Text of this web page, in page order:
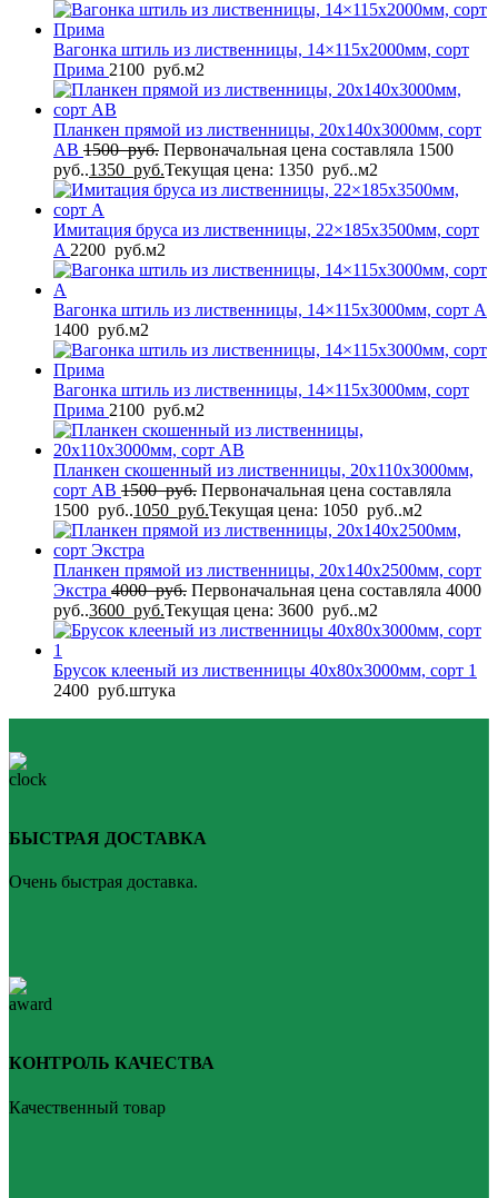
Вагонка штиль из лиственницы, 14×115x2000мм, сорт
Прима 2100 руб.м2
Планкен прямой из лиственницы, 20x140x3000мм, сорт
AB 1500руб. Первоначальная цена составляла 1500
руб..1350 руб.Текущая цена: 1350 руб..м2
Имитация бруса из лиственницы, 22×185x3500мм, сорт
A 2200 руб.м2
Вагонка штиль из лиственницы, 14×115x3000мм, сорт A
1400 руб.м2
Вагонка штиль из лиственницы, 14×115x3000мм, сорт
Прима 2100 руб.м2
Планкен скошенный из лиственницы, 20x110x3000мм,
сорт AB 1500руб. Первоначальная цена составляла
1500 руб..1050 руб.Текущая цена: 1050 руб..м2
Планкен прямой из лиственницы, 20x140x2500мм, сорт
Экстра 4000руб. Первоначальная цена составляла 4000
руб..3600 руб.Текущая цена: 3600 руб..м2
Брусок клееный из лиственницы 40x80x3000мм, сорт 1
2400 руб.штука
БЫСТРАЯ ДОСТАВКА
Очень быстрая доставка.
КОНТРОЛЬ КАЧЕСТВА
Качественный товар